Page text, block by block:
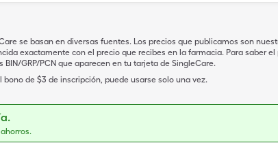
se basan en diversas fuentes. Los precios que publicamos son
exactamente con el precio que recibes en la farmacia. Para saber el
GRP/PCN que aparecen en tu tarjeta de SingleCare.
de $3 de inscripción, puede usarse solo una vez.